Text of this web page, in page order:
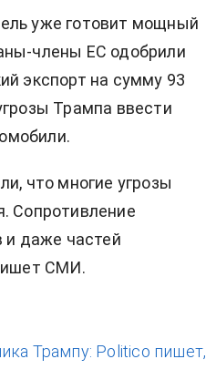
уже готовит мощный
члены ЕС одобрили
экспорт на сумму 93
Трампа ввести
что многие угрозы
Сопротивление
и даже частей
СМИ.
Трампу: Politico пишет,